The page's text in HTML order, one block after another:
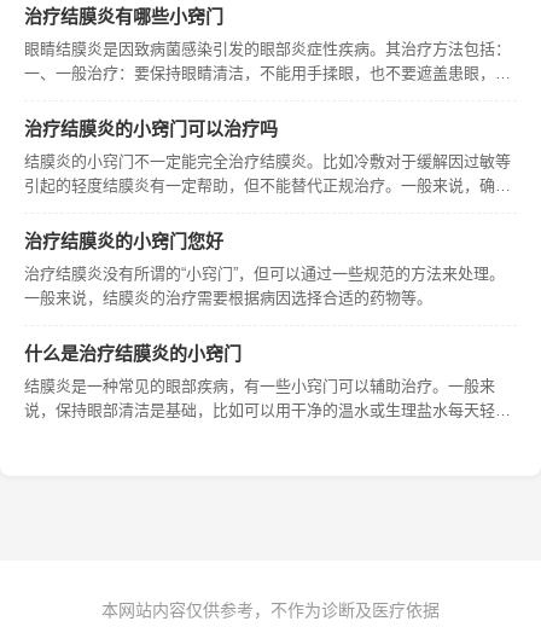
止结膜囊温度升高而加重结膜炎症状。 二、药物治疗： 1.眼药水是
治疗结膜炎有哪些小窍门
眼睛结膜炎是因致病菌感染引发的眼部炎症性疾病。其治疗方法包括：
一、一般治疗：要保持眼睛清洁，不能用手揉眼，也不要遮盖患眼，这
部清洁的重要性在于可减少病菌滋生和传播。 2.用手揉眼可能会将手
治疗结膜炎的小窍门可以治疗吗
结膜炎的小窍门不一定能完全治疗结膜炎。比如冷敷对于缓解因过敏等
引起的轻度结膜炎有一定帮助，但不能替代正规治疗。一般来说，确诊
治疗结膜炎的小窍门您好
治疗结膜炎没有所谓的“小窍门”，但可以通过一些规范的方法来处理。
一般来说，结膜炎的治疗需要根据病因选择合适的药物等。
什么是治疗结膜炎的小窍门
结膜炎是一种常见的眼部疾病，有一些小窍门可以辅助治疗。一般来
说，保持眼部清洁是基础，比如可以用干净的温水或生理盐水每天轻轻
本网站内容仅供参考，不作为诊断及医疗依据